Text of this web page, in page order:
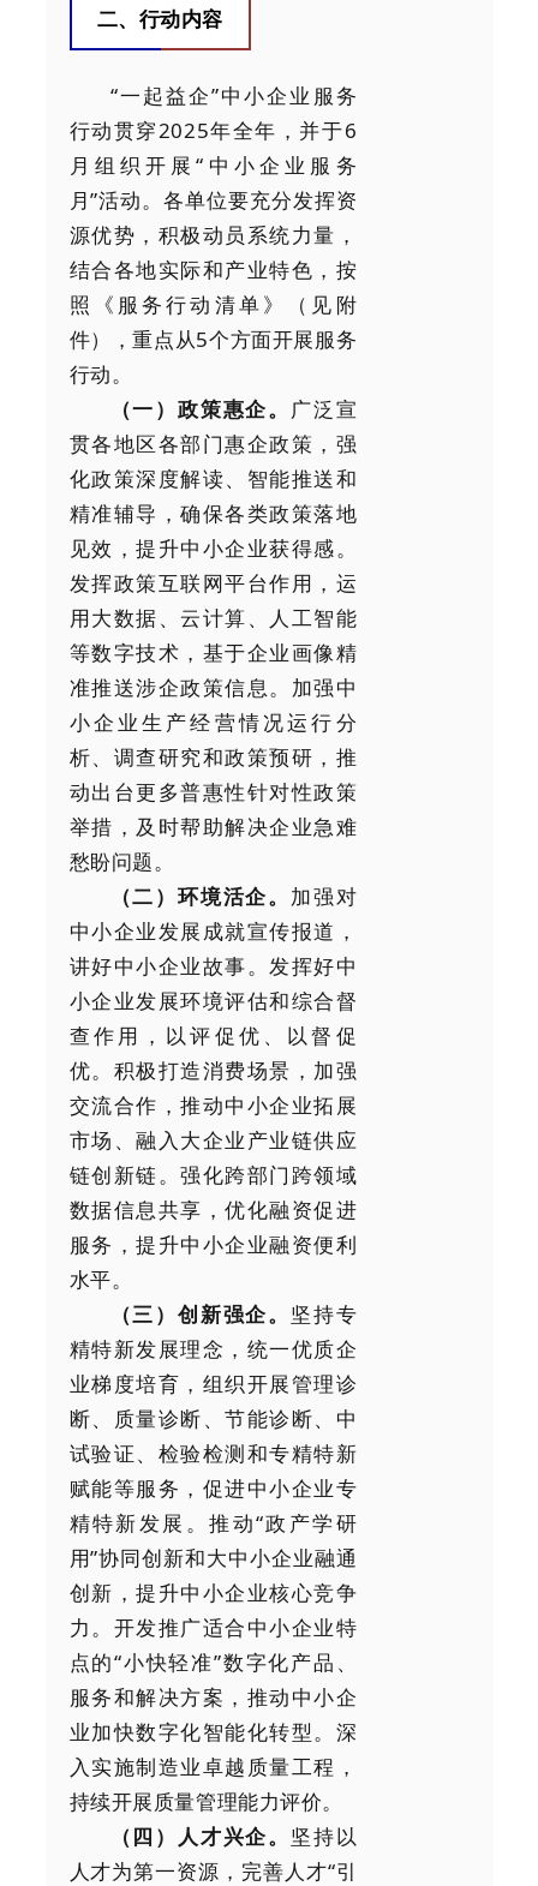
二、行动内容
“一起益企”中小企业服务
行动贯穿2025年全年，并于6
月组织开展“中小企业服务
月”活动。各单位要充分发挥资
源优势，积极动员系统力量，
结合各地实际和产业特色，按
照《服务行动清单》（见附
件），重点从5个方面开展服务
行动。
（一）政策惠企。 广泛宣
贯各地区各部门惠企政策，强
化政策深度解读、智能推送和
精准辅导，确保各类政策落地
见效，提升中小企业获得感。
发挥政策互联网平台作用，运
用大数据、云计算、人工智能
等数字技术，基于企业画像精
准推送涉企政策信息。加强中
小企业生产经营情况运行分
析、调查研究和政策预研，推
动出台更多普惠性针对性政策
举措，及时帮助解决企业急难
愁盼问题。
（二）环境活企。 加强对
中小企业发展成就宣传报道，
讲好中小企业故事。发挥好中
小企业发展环境评估和综合督
查作用，以评促优、以督促
优。积极打造消费场景，加强
交流合作，推动中小企业拓展
市场、融入大企业产业链供应
链创新链。强化跨部门跨领域
数据信息共享，优化融资促进
服务，提升中小企业融资便利
水平。
（三）创新强企。 坚持专
精特新发展理念，统一优质企
业梯度培育，组织开展管理诊
断、质量诊断、节能诊断、中
试验证、检验检测和专精特新
赋能等服务，促进中小企业专
精特新发展。推动“政产学研
用”协同创新和大中小企业融通
创新，提升中小企业核心竞争
力。开发推广适合中小企业特
点的“小快轻准”数字化产品、
服务和解决方案，推动中小企
业加快数字化智能化转型。深
入实施制造业卓越质量工程，
持续开展质量管理能力评价。
（四）人才兴企。 坚持以
人才为第一资源，完善人才“引